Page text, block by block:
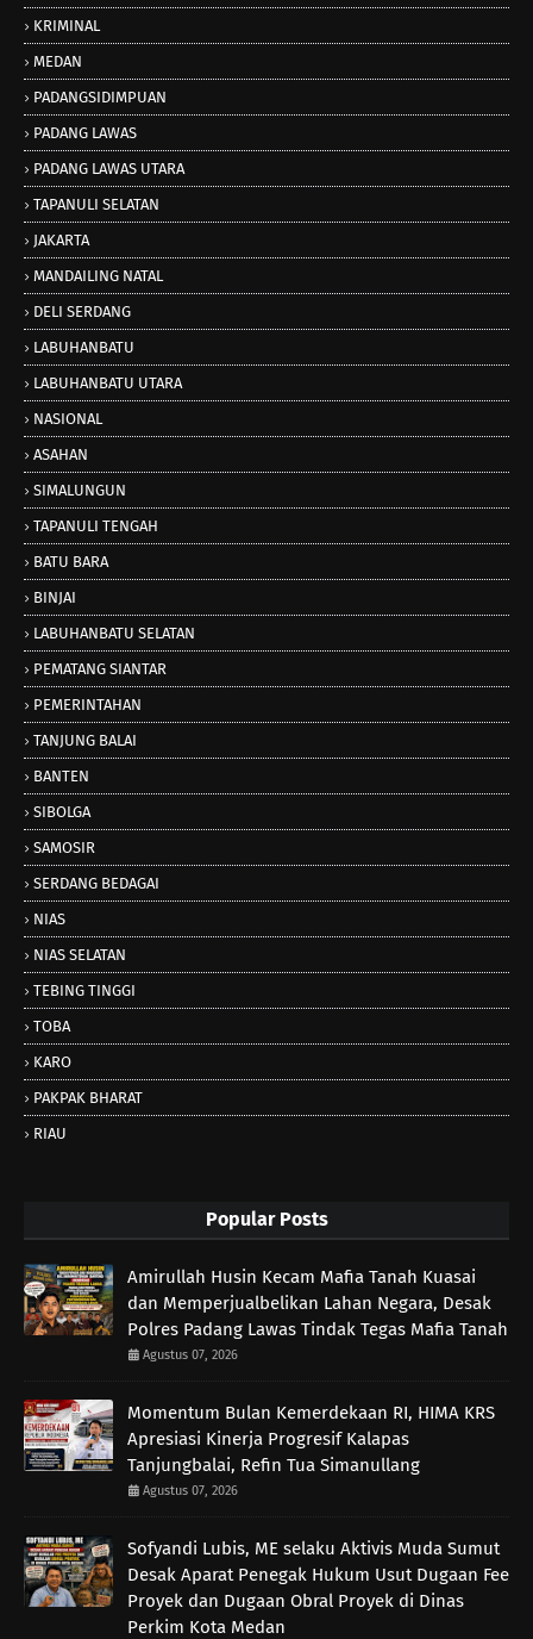
KRIMINAL
MEDAN
PADANGSIDIMPUAN
PADANG LAWAS
PADANG LAWAS UTARA
TAPANULI SELATAN
JAKARTA
MANDAILING NATAL
DELI SERDANG
LABUHANBATU
LABUHANBATU UTARA
NASIONAL
ASAHAN
SIMALUNGUN
TAPANULI TENGAH
BATU BARA
BINJAI
LABUHANBATU SELATAN
PEMATANG SIANTAR
PEMERINTAHAN
TANJUNG BALAI
BANTEN
SIBOLGA
SAMOSIR
SERDANG BEDAGAI
NIAS
NIAS SELATAN
TEBING TINGGI
TOBA
KARO
PAKPAK BHARAT
RIAU
Popular Posts
Amirullah Husin Kecam Mafia Tanah Kuasai
dan Memperjualbelikan Lahan Negara, Desak
Polres Padang Lawas Tindak Tegas Mafia Tanah
Agustus 07, 2026
Momentum Bulan Kemerdekaan RI, HIMA KRS
Apresiasi Kinerja Progresif Kalapas
Tanjungbalai, Refin Tua Simanullang
Agustus 07, 2026
Sofyandi Lubis, ME selaku Aktivis Muda Sumut
Desak Aparat Penegak Hukum Usut Dugaan Fee
Proyek dan Dugaan Obral Proyek di Dinas
Perkim Kota Medan